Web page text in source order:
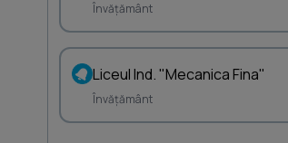
Învățământ
Liceul Ind. "Mecanica Fina"
Învățământ